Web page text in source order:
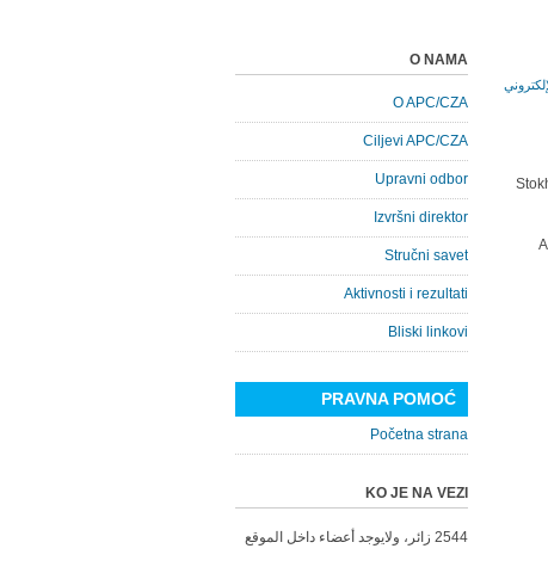
O NAMA
O APC/CZA
Ciljevi APC/CZA
Upravni odbor
Izvršni direktor
Stručni savet
Aktivnosti i rezultati
Bliski linkovi
PRAVNA POMOĆ
Početna strana
KO JE NA VEZI
2544 زائر، ولايوجد أعضاء داخل الموقع